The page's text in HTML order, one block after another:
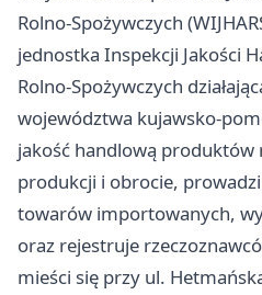
Rolno-Spożywczych
jednostka Inspekcji Jakości
Rolno-Spożywczych
województwa kujawsko-
jakość handlową produktów
produkcji i obrocie,
towarów importowanych,
oraz rejestruje
mieści się przy ul.